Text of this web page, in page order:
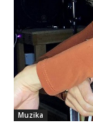
Muzika